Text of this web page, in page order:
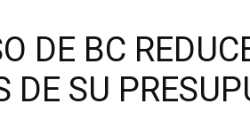
DE BC
DE SU